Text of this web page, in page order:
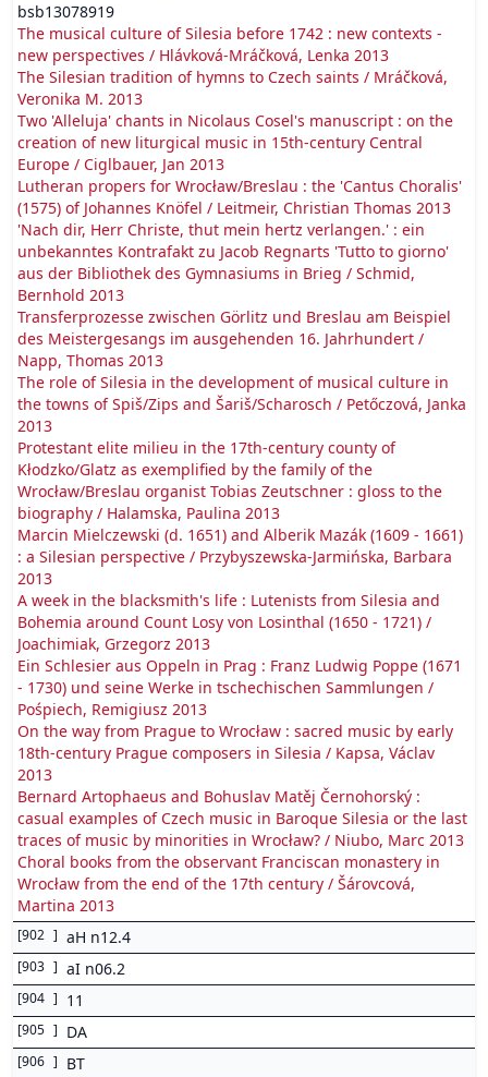
bsb13078919
The musical culture of Silesia before 1742 : new contexts -
new perspectives / Hlávková-Mráčková, Lenka 2013
The Silesian tradition of hymns to Czech saints / Mráčková,
Veronika M. 2013
Two 'Alleluja' chants in Nicolaus Cosel's manuscript : on the
creation of new liturgical music in 15th-century Central
Europe / Ciglbauer, Jan 2013
Lutheran propers for Wrocław/Breslau : the 'Cantus Choralis'
(1575) of Johannes Knöfel / Leitmeir, Christian Thomas 2013
'Nach dir, Herr Christe, thut mein hertz verlangen.' : ein
unbekanntes Kontrafakt zu Jacob Regnarts 'Tutto to giorno'
aus der Bibliothek des Gymnasiums in Brieg / Schmid,
Bernhold 2013
Transferprozesse zwischen Görlitz und Breslau am Beispiel
des Meistergesangs im ausgehenden 16. Jahrhundert /
Napp, Thomas 2013
The role of Silesia in the development of musical culture in
the towns of Spiš/Zips and Šariš/Scharosch / Petőczová, Janka
2013
Protestant elite milieu in the 17th-century county of
Kłodzko/Glatz as exemplified by the family of the
Wrocław/Breslau organist Tobias Zeutschner : gloss to the
biography / Halamska, Paulina 2013
Marcin Mielczewski (d. 1651) and Alberik Mazák (1609 - 1661)
: a Silesian perspective / Przybyszewska-Jarmińska, Barbara
2013
A week in the blacksmith's life : Lutenists from Silesia and
Bohemia around Count Losy von Losinthal (1650 - 1721) /
Joachimiak, Grzegorz 2013
Ein Schlesier aus Oppeln in Prag : Franz Ludwig Poppe (1671
- 1730) und seine Werke in tschechischen Sammlungen /
Pośpiech, Remigiusz 2013
On the way from Prague to Wrocław : sacred music by early
18th-century Prague composers in Silesia / Kapsa, Václav
2013
Bernard Artophaeus and Bohuslav Matěj Černohorský :
casual examples of Czech music in Baroque Silesia or the last
traces of music by minorities in Wrocław? / Niubo, Marc 2013
Choral books from the observant Franciscan monastery in
Wrocław from the end of the 17th century / Šárovcová,
Martina 2013
[902 ] aH n12.4
[903 ] aI n06.2
[904 ] 11
[905 ] DA
[906 ] BT